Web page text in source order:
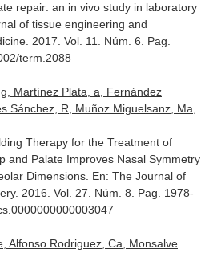
repair: an in vivo study in laboratory
of tissue engineering and
. 2017. Vol. 11. Núm. 6. Pag.
term.2088
Martínez Plata, a, Fernández
Sánchez, R, Muñoz Miguelsanz, Ma,
Therapy for the Treatment of
and Palate Improves Nasal Symmetry
Dimensions. En: The Journal of
. 2016. Vol. 27. Núm. 8. Pag. 1978-
Alfonso Rodriguez, Ca, Monsalve